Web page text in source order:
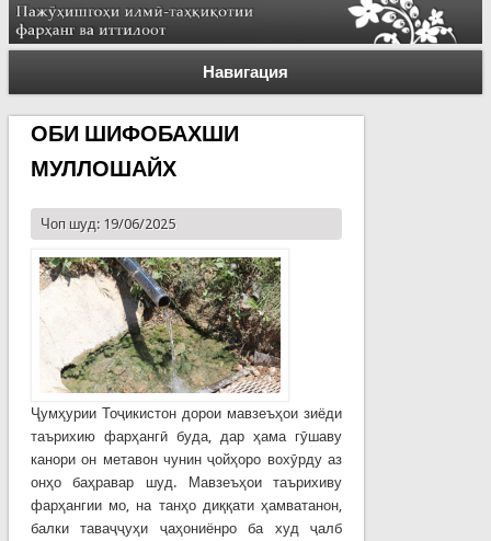
Навигация
ОБИ ШИФОБАХШИ
МУЛЛОШАЙХ
Чоп шуд: 19/06/2025
Ҷумҳурии Тоҷикистон дорои мавзеъҳои зиёди
таърихию фарҳангӣ буда, дар ҳама гӯшаву
канори он метавон чунин ҷойҳоро вохӯрду аз
онҳо баҳравар шуд. Мавзеъҳои таърихиву
фарҳангии мо, на танҳо диққати ҳамватанон,
балки таваҷҷуҳи ҷаҳониёнро ба худ ҷалб